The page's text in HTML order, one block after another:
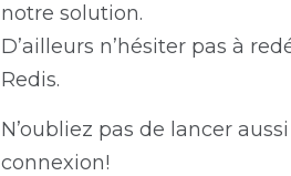
notre solution.
D’ailleurs n’hésiter pas à
Redis.
N’oubliez pas de lancer
connexion!